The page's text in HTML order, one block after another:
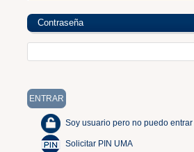
Contraseña
Soy usuario pero no puedo entrar
Solicitar PIN UMA